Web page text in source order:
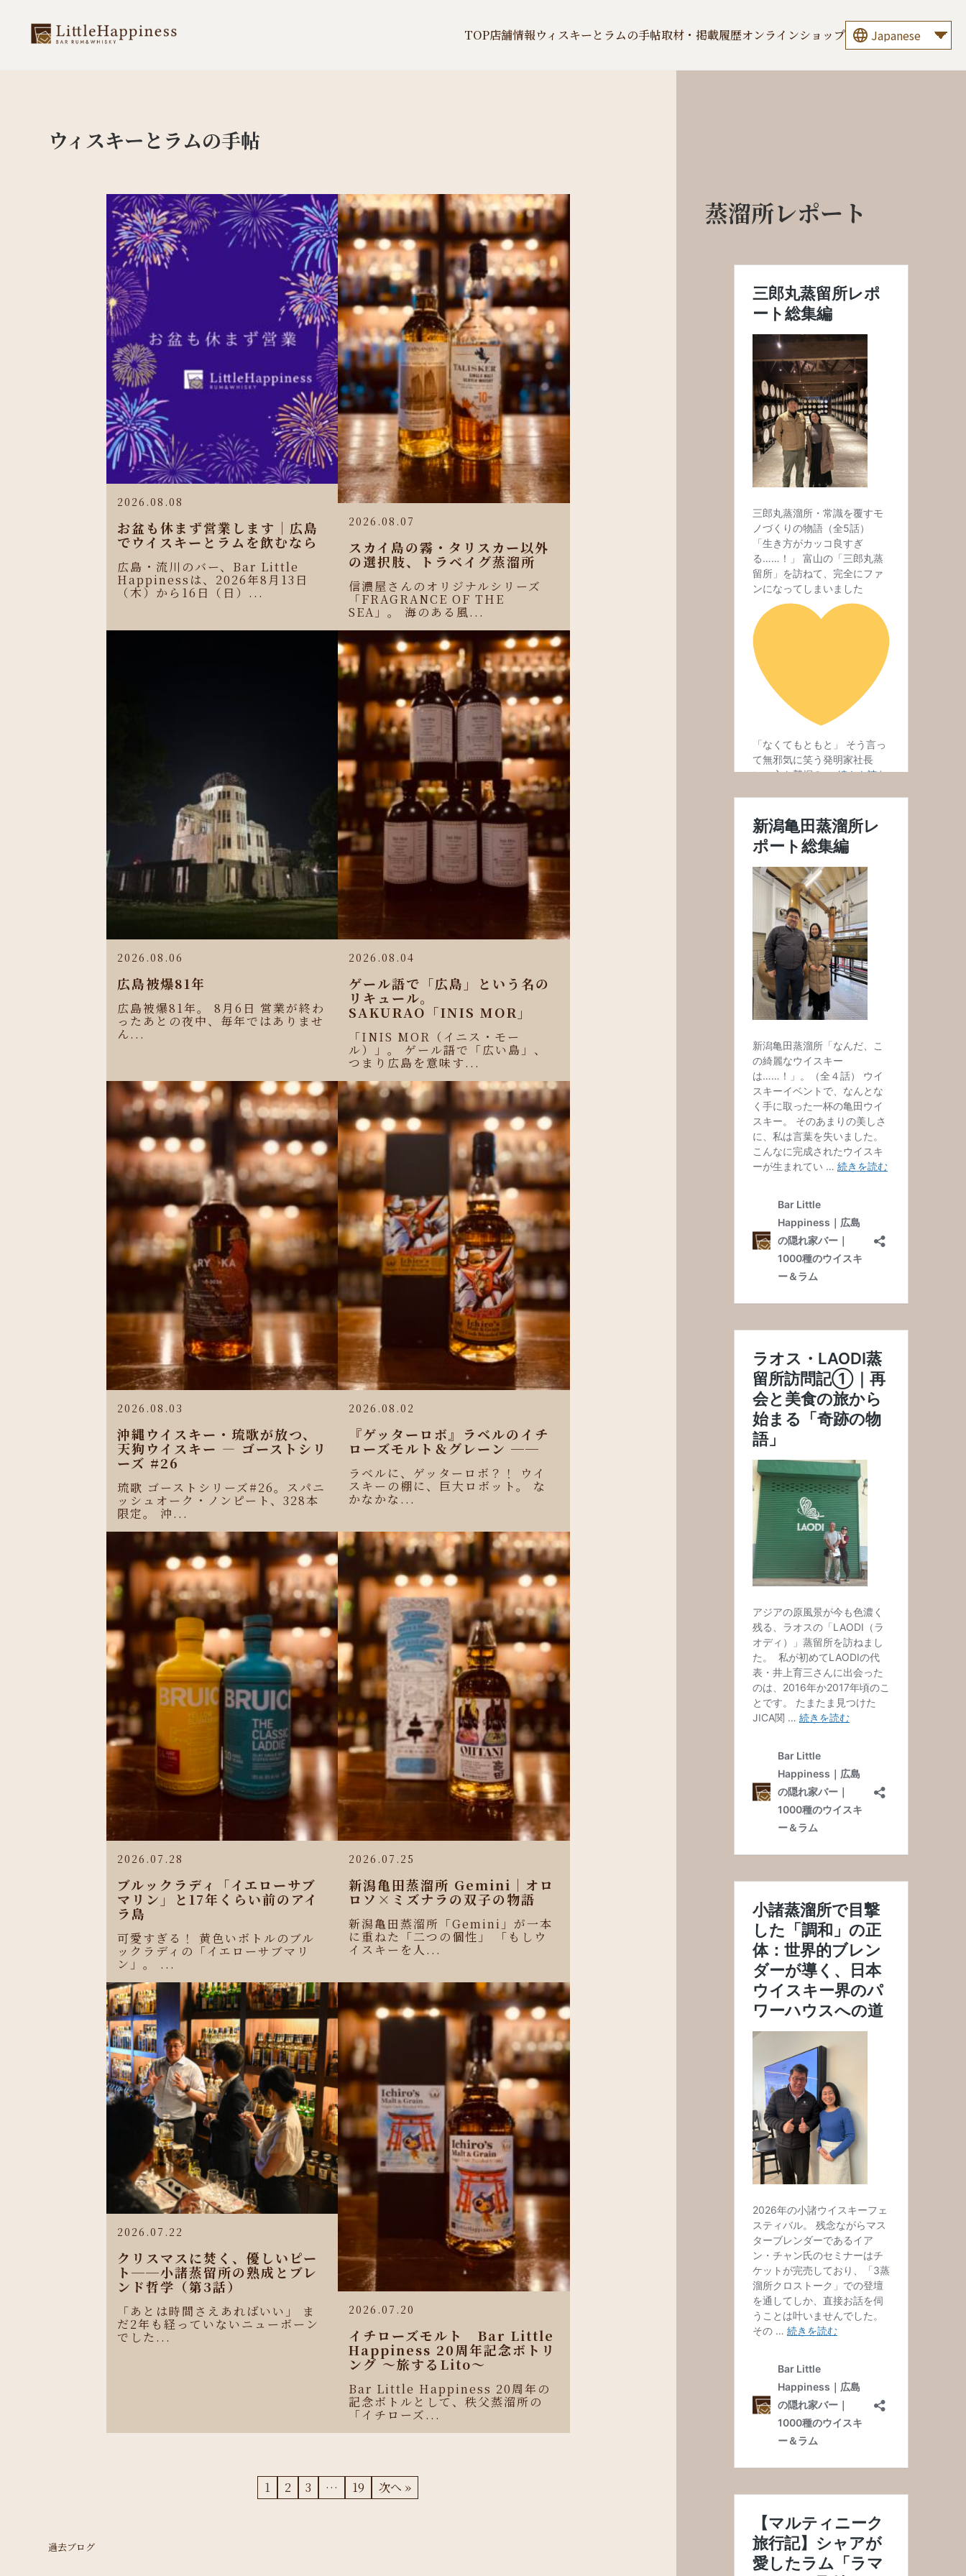
TOP店舗情報ウィスキーとラムの手帖取材・掲載履歴オンラインショップ
ウィスキーとラムの手帖
2026.08.08
お盆も休まず営業します｜広島
でウイスキーとラムを飲むなら
広島・流川のバー、Bar Little
Happinessは、2026年8月13日
（木）から16日（日）...
2026.08.07
スカイ島の霧・タリスカー以外
の選択肢、トラベイグ蒸溜所
信濃屋さんのオリジナルシリーズ
「FRAGRANCE OF THE
SEA」。 海のある風...
2026.08.06
広島被爆81年
広島被爆81年。 8月6日 営業が終わ
ったあとの夜中、毎年ではありませ
ん...
2026.08.04
ゲール語で「広島」という名の
リキュール。
SAKURAO「INIS MOR」
「INIS MOR（イニス・モー
ル）」。 ゲール語で「広い島」、
つまり広島を意味す...
2026.08.03
沖縄ウイスキー・琉歌が放つ、
天狗ウイスキー ― ゴーストシリ
ーズ #26
琉歌 ゴーストシリーズ#26。スパニ
ッシュオーク・ノンピート、328本
限定。 沖...
2026.08.02
『ゲッターロボ』ラベルのイチ
ローズモルト＆グレーン ──
ラベルに、ゲッターロボ？！ ウイ
スキーの棚に、巨大ロボット。 な
かなかな...
2026.07.28
ブルックラディ「イエローサブ
マリン」と17年くらい前のアイ
ラ島
可愛すぎる！ 黄色いボトルのブル
ックラディの「イエローサブマリ
ン」。 ...
2026.07.25
新潟亀田蒸溜所 Gemini｜オロ
ロソ×ミズナラの双子の物語
新潟亀田蒸溜所「Gemini」が一本
に重ねた「二つの個性」 「もしウ
イスキーを人...
2026.07.22
クリスマスに焚く、優しいピー
ト──小諸蒸留所の熟成とブレ
ンド哲学（第3話）
「あとは時間さえあればいい」 ま
だ2年も経っていないニューボーン
でした...
2026.07.20
イチローズモルト Bar Little
Happiness 20周年記念ボトリ
ング 〜旅するLito〜
Bar Little Happiness 20周年の
記念ボトルとして、秩父蒸溜所の
「イチローズ...
1 2 3 … 19 次へ »
過去ブログ
蒸溜所レポート